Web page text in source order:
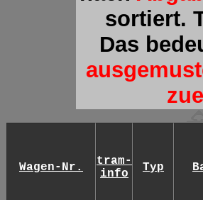
sortiert.
Das
Wagen-Nr.
tram-
info
Typ